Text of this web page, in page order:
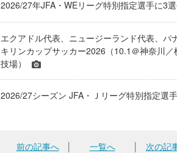
2026/27年JFA・WEリーグ特別指定選手に3
エクアドル代表、ニュージーランド代表、
キリンカップサッカー2026（10.1＠神奈川
技場）
2026/27シーズン JFA・Ｊリーグ特別指定選
前の記事へ│ 一覧へ │ 次の記